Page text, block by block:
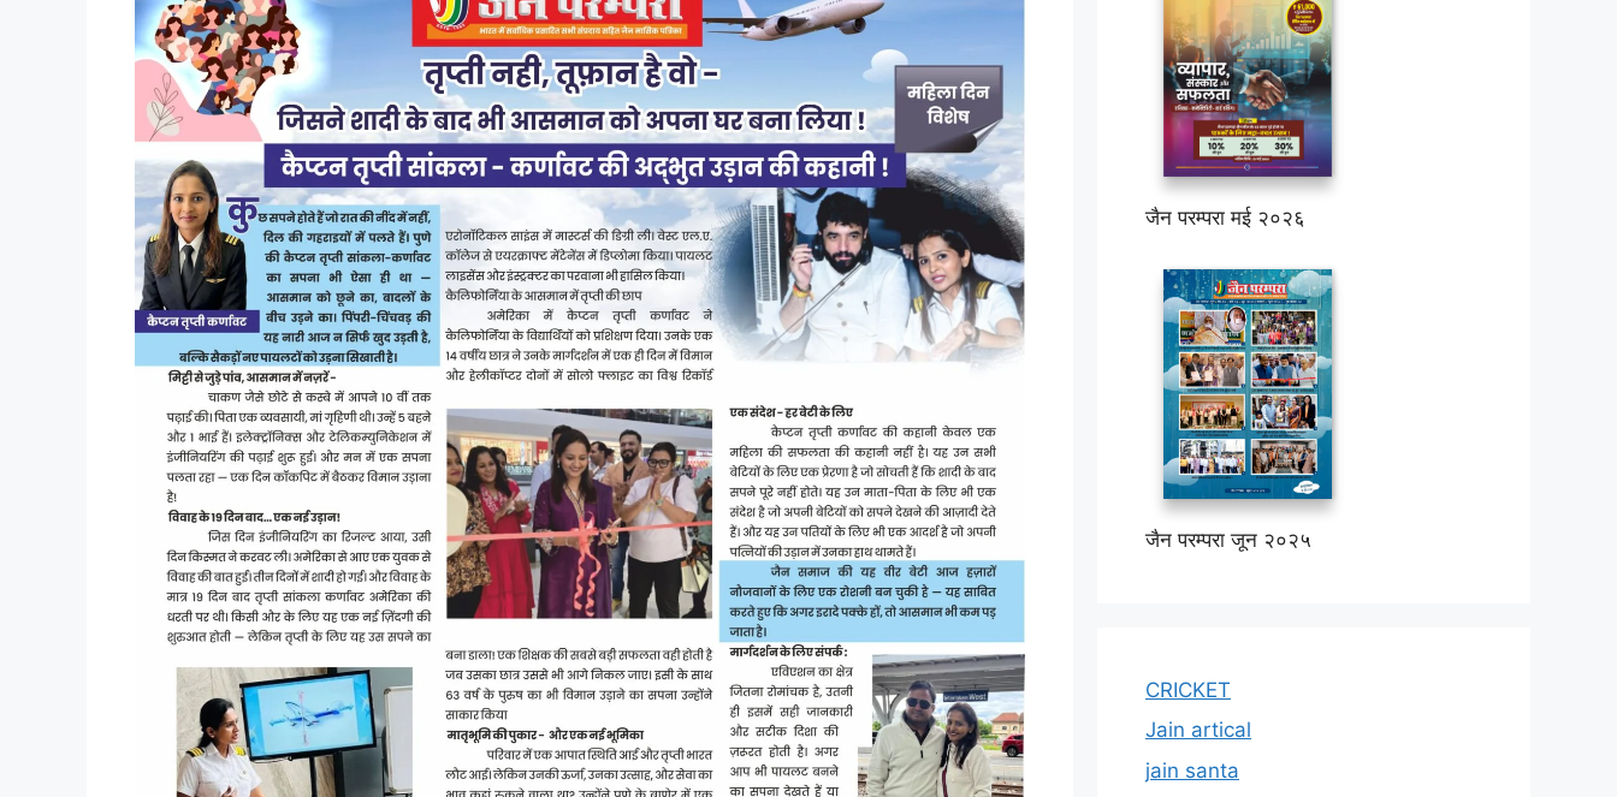
जैन परम्परा मई २०२६
जैन परम्परा जून २०२५
CRICKET
Jain artical
jain santa